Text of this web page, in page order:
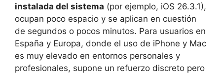
instalada del sistema (por ejemplo, iOS 26.3.1),
ocupan poco espacio y se aplican en cuestión
de segundos o pocos minutos. Para usuarios en
España y Europa, donde el uso de iPhone y Mac
es muy elevado en entornos personales y
profesionales, supone un refuerzo discreto pero